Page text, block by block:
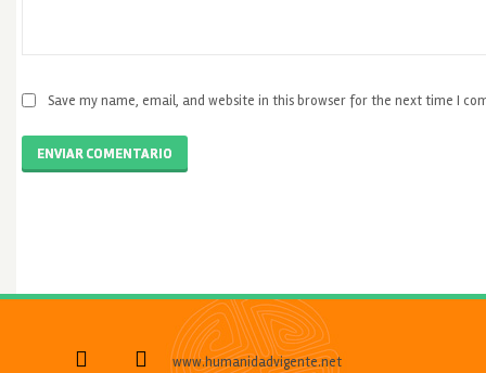
Save my name, email, and website in this browser for the next time I
ENVIAR COMENTARIO
www.humanidadvigente.net